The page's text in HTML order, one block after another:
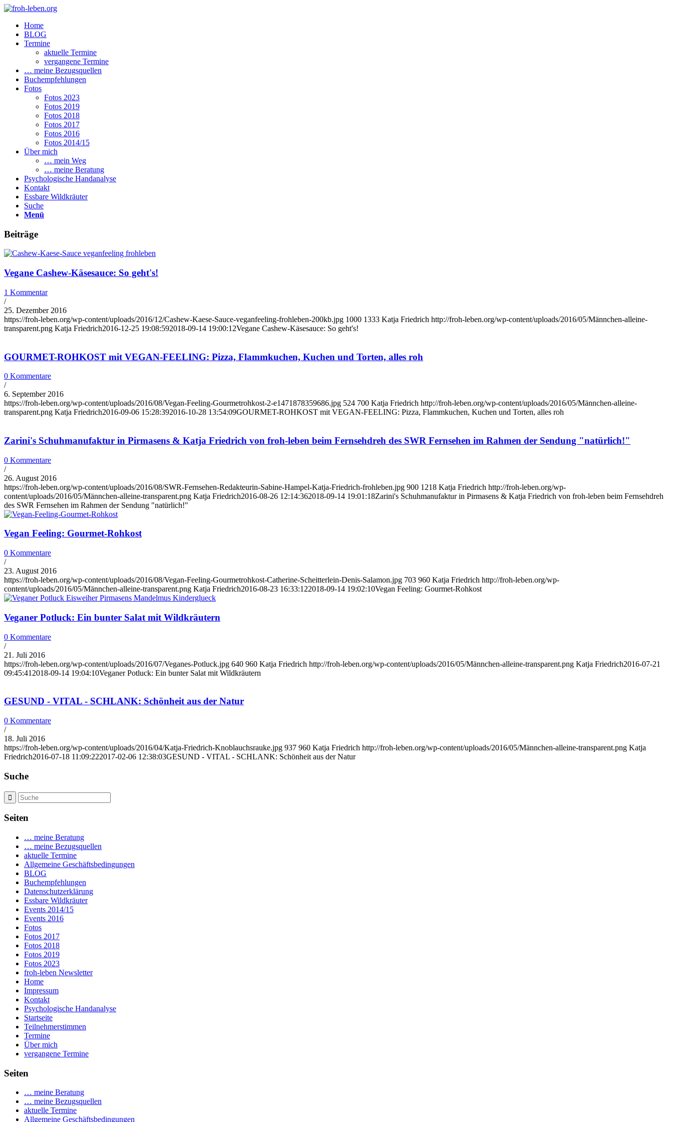
Home
BLOG
Termine
aktuelle Termine
vergangene Termine
… meine Bezugsquellen
Buchempfehlungen
Fotos
Fotos 2023
Fotos 2019
Fotos 2018
Fotos 2017
Fotos 2016
Fotos 2014/15
Über mich
… mein Weg
… meine Beratung
Psychologische Handanalyse
Kontakt
Essbare Wildkräuter
Suche
Menü
Beiträge
Vegane Cashew-Käsesauce: So geht's!
1 Kommentar
/
25. Dezember 2016
https://froh-leben.org/wp-content/uploads/2016/12/Cashew-Kaese-Sauce-veganfeeling-frohleben-200kb.jpg 1000 1333 Katja Friedrich http://froh-leben.org/wp-content/uploads/2016/05/Männchen-alleine-
transparent.png Katja Friedrich2016-12-25 19:08:592018-09-14 19:00:12Vegane Cashew-Käsesauce: So geht's!
GOURMET-ROHKOST mit VEGAN-FEELING: Pizza, Flammkuchen, Kuchen und Torten, alles roh
0 Kommentare
/
6. September 2016
https://froh-leben.org/wp-content/uploads/2016/08/Vegan-Feeling-Gourmetrohkost-2-e1471878359686.jpg 524 700 Katja Friedrich http://froh-leben.org/wp-content/uploads/2016/05/Männchen-alleine-
transparent.png Katja Friedrich2016-09-06 15:28:392016-10-28 13:54:09GOURMET-ROHKOST mit VEGAN-FEELING: Pizza, Flammkuchen, Kuchen und Torten, alles roh
Zarini's Schuhmanufaktur in Pirmasens & Katja Friedrich von froh-leben beim Fernsehdreh des SWR Fernsehen im Rahmen der Sendung "natürlich!"
0 Kommentare
/
26. August 2016
https://froh-leben.org/wp-content/uploads/2016/08/SWR-Fernsehen-Redakteurin-Sabine-Hampel-Katja-Friedrich-frohleben.jpg 900 1218 Katja Friedrich http://froh-leben.org/wp-
content/uploads/2016/05/Männchen-alleine-transparent.png Katja Friedrich2016-08-26 12:14:362018-09-14 19:01:18Zarini's Schuhmanufaktur in Pirmasens & Katja Friedrich von froh-leben beim Fernsehdreh
des SWR Fernsehen im Rahmen der Sendung "natürlich!"
Vegan Feeling: Gourmet-Rohkost
0 Kommentare
/
23. August 2016
https://froh-leben.org/wp-content/uploads/2016/08/Vegan-Feeling-Gourmetrohkost-Catherine-Scheitterlein-Denis-Salamon.jpg 703 960 Katja Friedrich http://froh-leben.org/wp-
content/uploads/2016/05/Männchen-alleine-transparent.png Katja Friedrich2016-08-23 16:33:122018-09-14 19:02:10Vegan Feeling: Gourmet-Rohkost
Veganer Potluck: Ein bunter Salat mit Wildkräutern
0 Kommentare
/
21. Juli 2016
https://froh-leben.org/wp-content/uploads/2016/07/Veganes-Potluck.jpg 640 960 Katja Friedrich http://froh-leben.org/wp-content/uploads/2016/05/Männchen-alleine-transparent.png Katja Friedrich2016-07-21
09:45:41 2018-09-14 19:04:10Veganer Potluck: Ein bunter Salat mit Wildkräutern
GESUND - VITAL - SCHLANK: Schönheit aus der Natur
0 Kommentare
/
18. Juli 2016
https://froh-leben.org/wp-content/uploads/2016/04/Katja-Friedrich-Knoblauchsrauke.jpg 937 960 Katja Friedrich http://froh-leben.org/wp-content/uploads/2016/05/Männchen-alleine-transparent.png Katja
Friedrich2016-07-18 11:09:222017-02-06 12:38:03GESUND - VITAL - SCHLANK: Schönheit aus der Natur
Suche
Seiten
… meine Beratung
… meine Bezugsquellen
aktuelle Termine
Allgemeine Geschäftsbedingungen
BLOG
Buchempfehlungen
Datenschutzerklärung
Essbare Wildkräuter
Events 2014/15
Events 2016
Fotos
Fotos 2017
Fotos 2018
Fotos 2019
Fotos 2023
froh-leben Newsletter
Home
Impressum
Kontakt
Psychologische Handanalyse
Startseite
Teilnehmerstimmen
Termine
Über mich
vergangene Termine
Seiten
… meine Beratung
… meine Bezugsquellen
aktuelle Termine
Allgemeine Geschäftsbedingungen